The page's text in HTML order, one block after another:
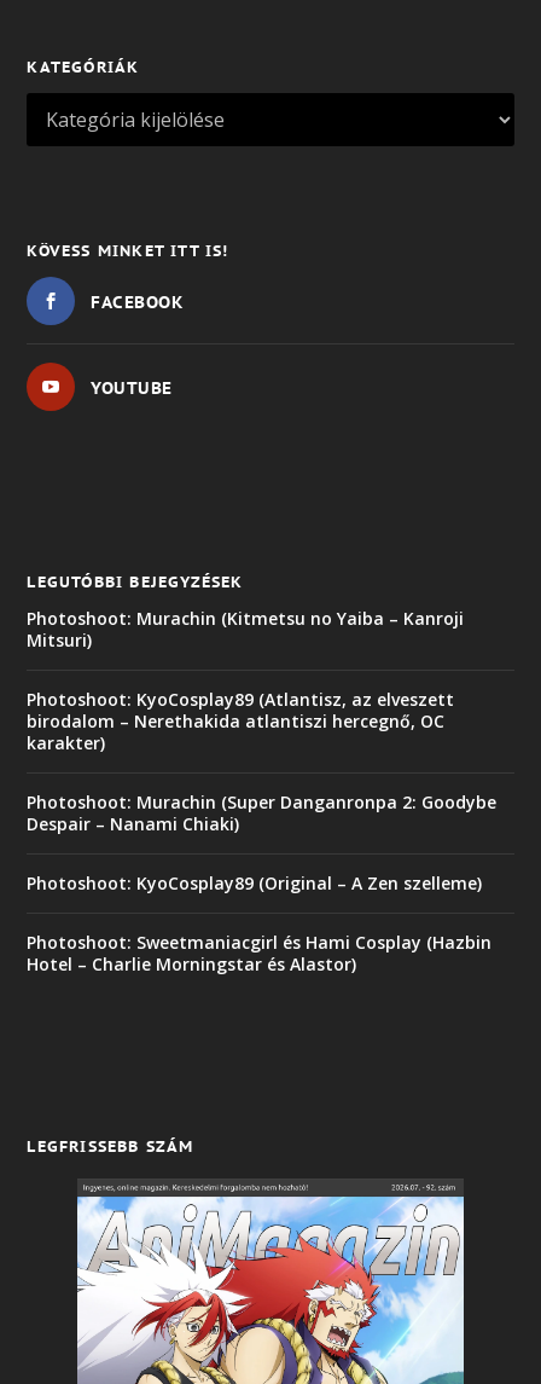
KATEGÓRIÁK
KÖVESS MINKET ITT IS!
FACEBOOK
YOUTUBE
LEGUTÓBBI BEJEGYZÉSEK
Photoshoot: Murachin (Kitmetsu no Yaiba – Kanroji
Mitsuri)
Photoshoot: KyoCosplay89 (Atlantisz, az elveszett
birodalom – Nerethakida atlantiszi hercegnő, OC
karakter)
Photoshoot: Murachin (Super Danganronpa 2: Goodybe
Despair – Nanami Chiaki)
Photoshoot: KyoCosplay89 (Original – A Zen szelleme)
Photoshoot: Sweetmaniacgirl és Hami Cosplay (Hazbin
Hotel – Charlie Morningstar és Alastor)
LEGFRISSEBB SZÁM